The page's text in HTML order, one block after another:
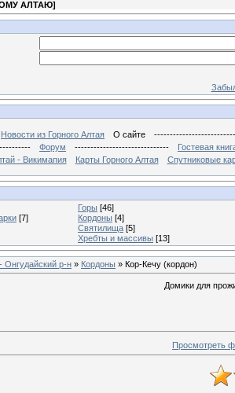
АЛТАЮ]
Новости из Горного Алтая О сайте
Форум ------------------------------
Гостевая
- Викимапия
Карты Горного Алтая Спутниковые
Горы [46]
[7] Кордоны [4]
Святилища [5]
Хребты и массивы [13]
Онгудайский р-н » Кордоны » Кор-Кечу (кордон)
Домики для
Просмотреть